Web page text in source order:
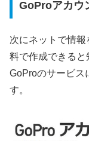
GoProアカウ
次にネットで情
料で作成できると
GoProのサービス
す。